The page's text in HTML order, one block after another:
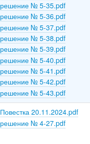
решение № 5-35.pdf
решение № 5-36.pdf
решение № 5-37.pdf
решение № 5-38.pdf
решение № 5-39.pdf
решение № 5-40.pdf
решение № 5-41.pdf
решение № 5-42.pdf
решение № 5-43.pdf
Повестка 20.11.2024.pdf
решение № 4-27.pdf